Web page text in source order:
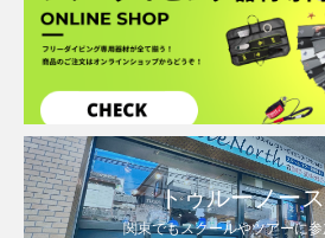
トゥルーノー
関東でもスクールやツアーに